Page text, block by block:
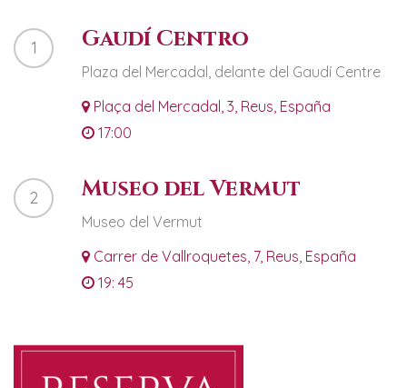
1 Gaudí Centro
Plaza del Mercadal, delante del Gaudí Centre
Plaça del Mercadal, 3, Reus, España
17:00
2 Museo del Vermut
Museo del Vermut
Carrer de Vallroquetes, 7, Reus, España
19: 45